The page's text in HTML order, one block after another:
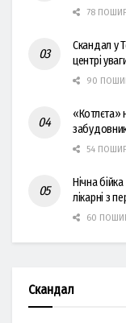
78
Скандал у
центрі
90
«Котлєта»
54
Нічна
лікарні з
60
Скандал